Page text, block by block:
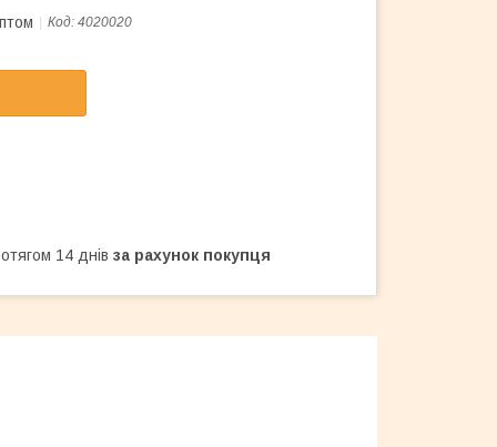
Код: 4020020
14 днів за рахунок покупця